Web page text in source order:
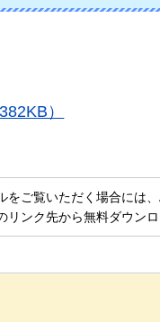
）
をご覧いただく場合には
リンク先から無料ダウンロ